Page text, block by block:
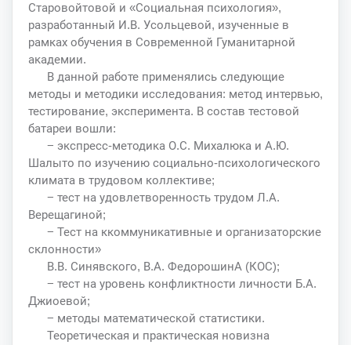
Старовойтовой и «Социальная психология»,
разработанный И.В. Усольцевой, изученные в
рамках обучения в Современной Гуманитарной
академии.
В данной работе применялись следующие
методы и методики исследования: метод интервью,
тестирование, эксперимента. В состав тестовой
батареи вошли:
− экспресс-методика О.С. Михалюка и А.Ю.
Шалыто по изучению социально-психологического
климата в трудовом коллективе;
− тест на удовлетворенность трудом Л.А.
Верещагиной;
− Тест на ккоммуникативные и организаторские
склонности»
В.В. Синявского, В.А. ФедорошинА (КОС);
− тест на уровень конфликтности личности Б.А.
Джиоевой;
− методы математической статистики.
Теоретическая и практическая новизна